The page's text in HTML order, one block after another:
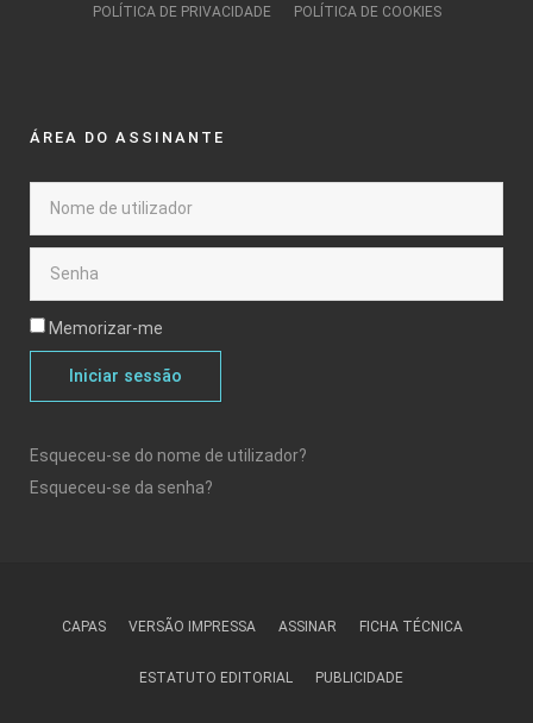
POLÍTICA DE PRIVACIDADE POLÍTICA DE COOKIES
ÁREA DO ASSINANTE
Memorizar-me
Iniciar sessão
Esqueceu-se do nome de utilizador?
Esqueceu-se da senha?
CAPAS VERSÃO IMPRESSA ASSINAR FICHA TÉCNICA
ESTATUTO EDITORIAL PUBLICIDADE